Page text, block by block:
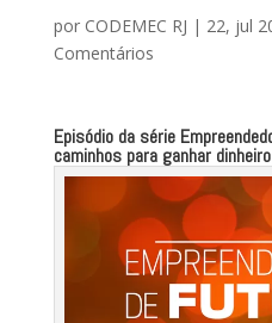
por CODEMEC RJ | 22, jul
Comentários
Episódio da série
caminhos para ganhar